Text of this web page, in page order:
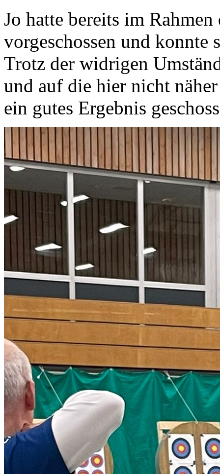
Jo hatte bereits im
vorgeschossen und
Trotz der widrigen
und auf die hier nicht
ein gutes Ergebnis